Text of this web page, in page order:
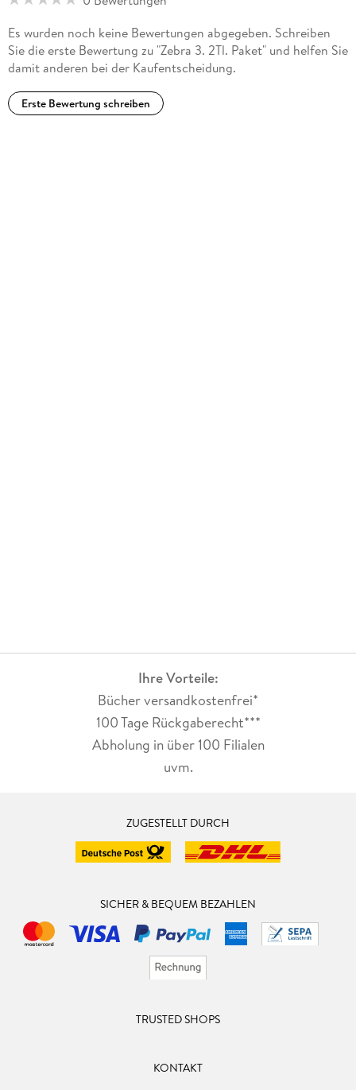
Es wurden noch keine Bewertungen abgegeben. Schreiben
Sie die erste Bewertung zu "Zebra 3. 2Tl. Paket" und helfen Sie
damit anderen bei der Kaufentscheidung.
Erste Bewertung schreiben
Ihre Vorteile:
Bücher versandkostenfrei*
100 Tage Rückgaberecht***
Abholung in über 100 Filialen
uvm.
ZUGESTELLT DURCH
SICHER & BEQUEM BEZAHLEN
TRUSTED SHOPS
KONTAKT